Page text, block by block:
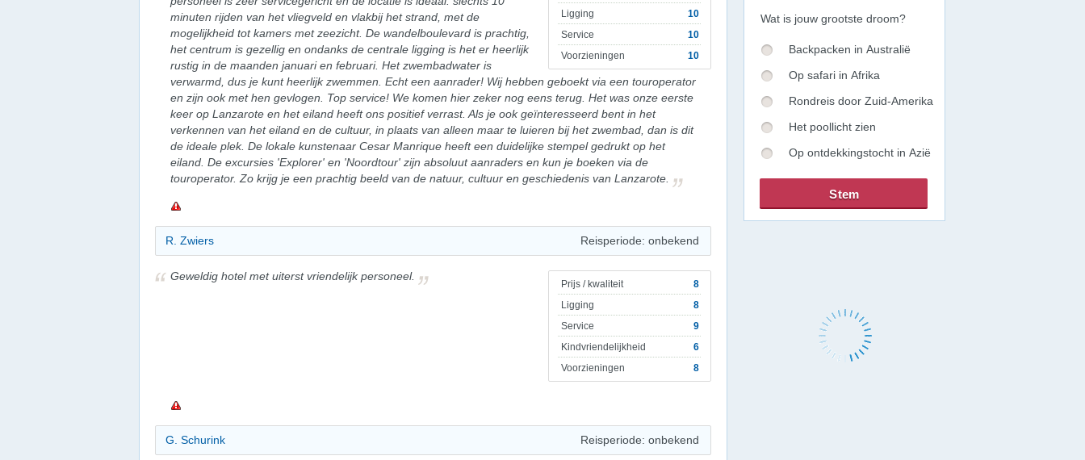
Ligging
10
Service
10
Voorzieningen
10
minuten rijden van het vliegveld en vlakbij het strand, met de
mogelijkheid tot kamers met zeezicht. De wandelboulevard is prachtig,
het centrum is gezellig en ondanks de centrale ligging is het er heerlijk
rustig in de maanden januari en februari. Het zwembadwater is
verwarmd, dus je kunt heerlijk zwemmen. Echt een aanrader! Wij hebben geboekt via een touroperator
en zijn ook met hen gevlogen. Top service! We komen hier zeker nog eens terug. Het was onze eerste
keer op Lanzarote en het eiland heeft ons positief verrast. Als je ook geïnteresseerd bent in het
verkennen van het eiland en de cultuur, in plaats van alleen maar te luieren bij het zwembad, dan is dit
de ideale plek. De lokale kunstenaar Cesar Manrique heeft een duidelijke stempel gedrukt op het
eiland. De excursies 'Explorer' en 'Noordtour' zijn absoluut aanraders en kun je boeken via de
touroperator. Zo krijg je een prachtig beeld van de natuur, cultuur en geschiedenis van Lanzarote.
R. Zwiers Reisperiode: onbekend
Prijs / kwaliteit
8
Ligging
8
Service
9
Kindvriendelijkheid
6
Voorzieningen
8
Geweldig hotel met uiterst vriendelijk personeel.
G. Schurink Reisperiode: onbekend
Wat is jouw grootste droom?
Backpacken in Australië
Op safari in Afrika
Rondreis door Zuid-Amerika
Het poollicht zien
Op ontdekkingstocht in Azië